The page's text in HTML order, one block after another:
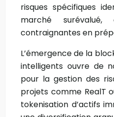
risques spécifiques
marché surévalué,
contraignantes en
L’émergence de la
intelligents ouvre de
pour la gestion des
projets comme RealT
tokenisation d’actifs